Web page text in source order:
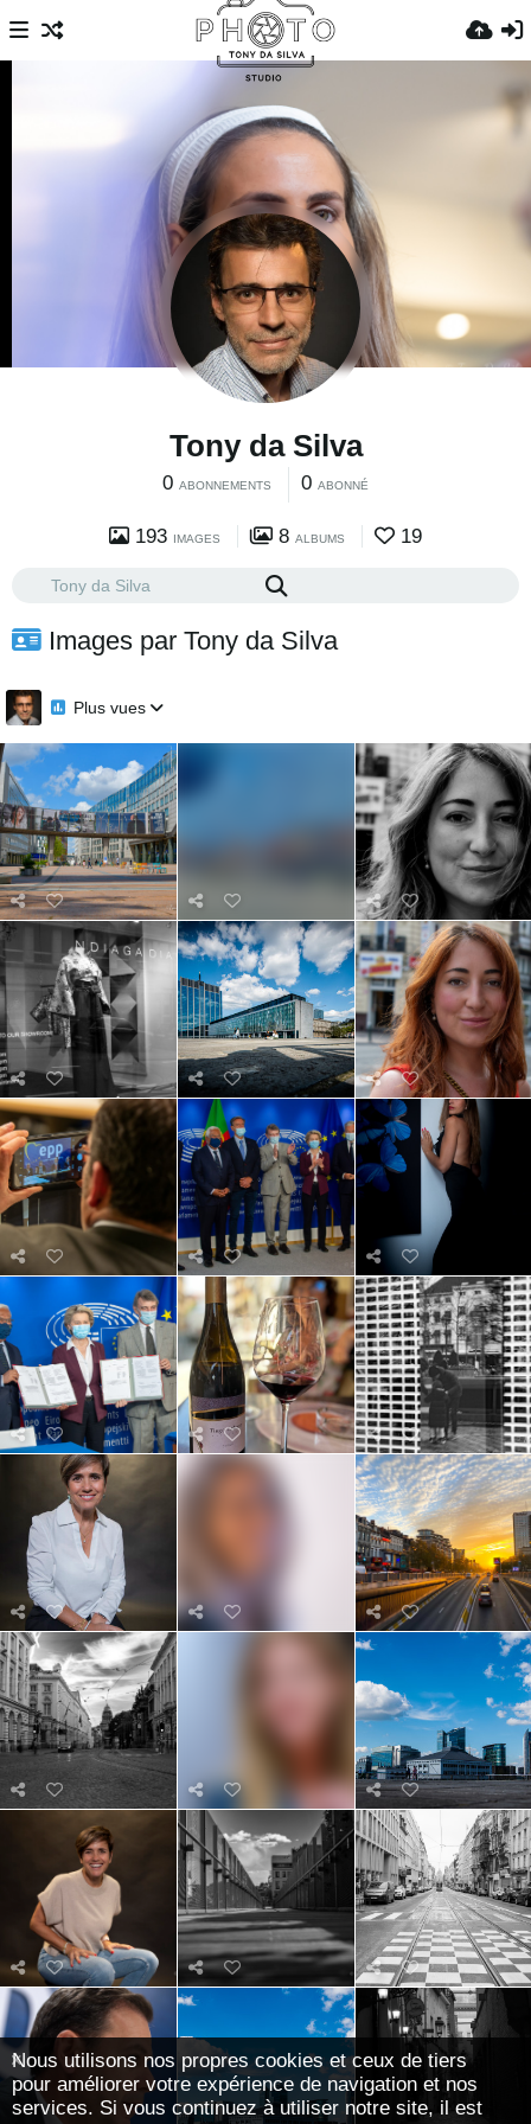
Tony da Silva
0 ABONNEMENTS 0 ABONNÉ
193 IMAGES 8 ALBUMS 19
Images par Tony da Silva
Plus vues
Nous utilisons nos propres cookies et ceux de tiers
pour améliorer votre expérience de navigation et nos
services. Si vous continuez à utiliser notre site, il est